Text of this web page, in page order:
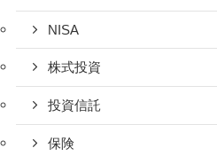
NISA
株式投資
投資信託
保険